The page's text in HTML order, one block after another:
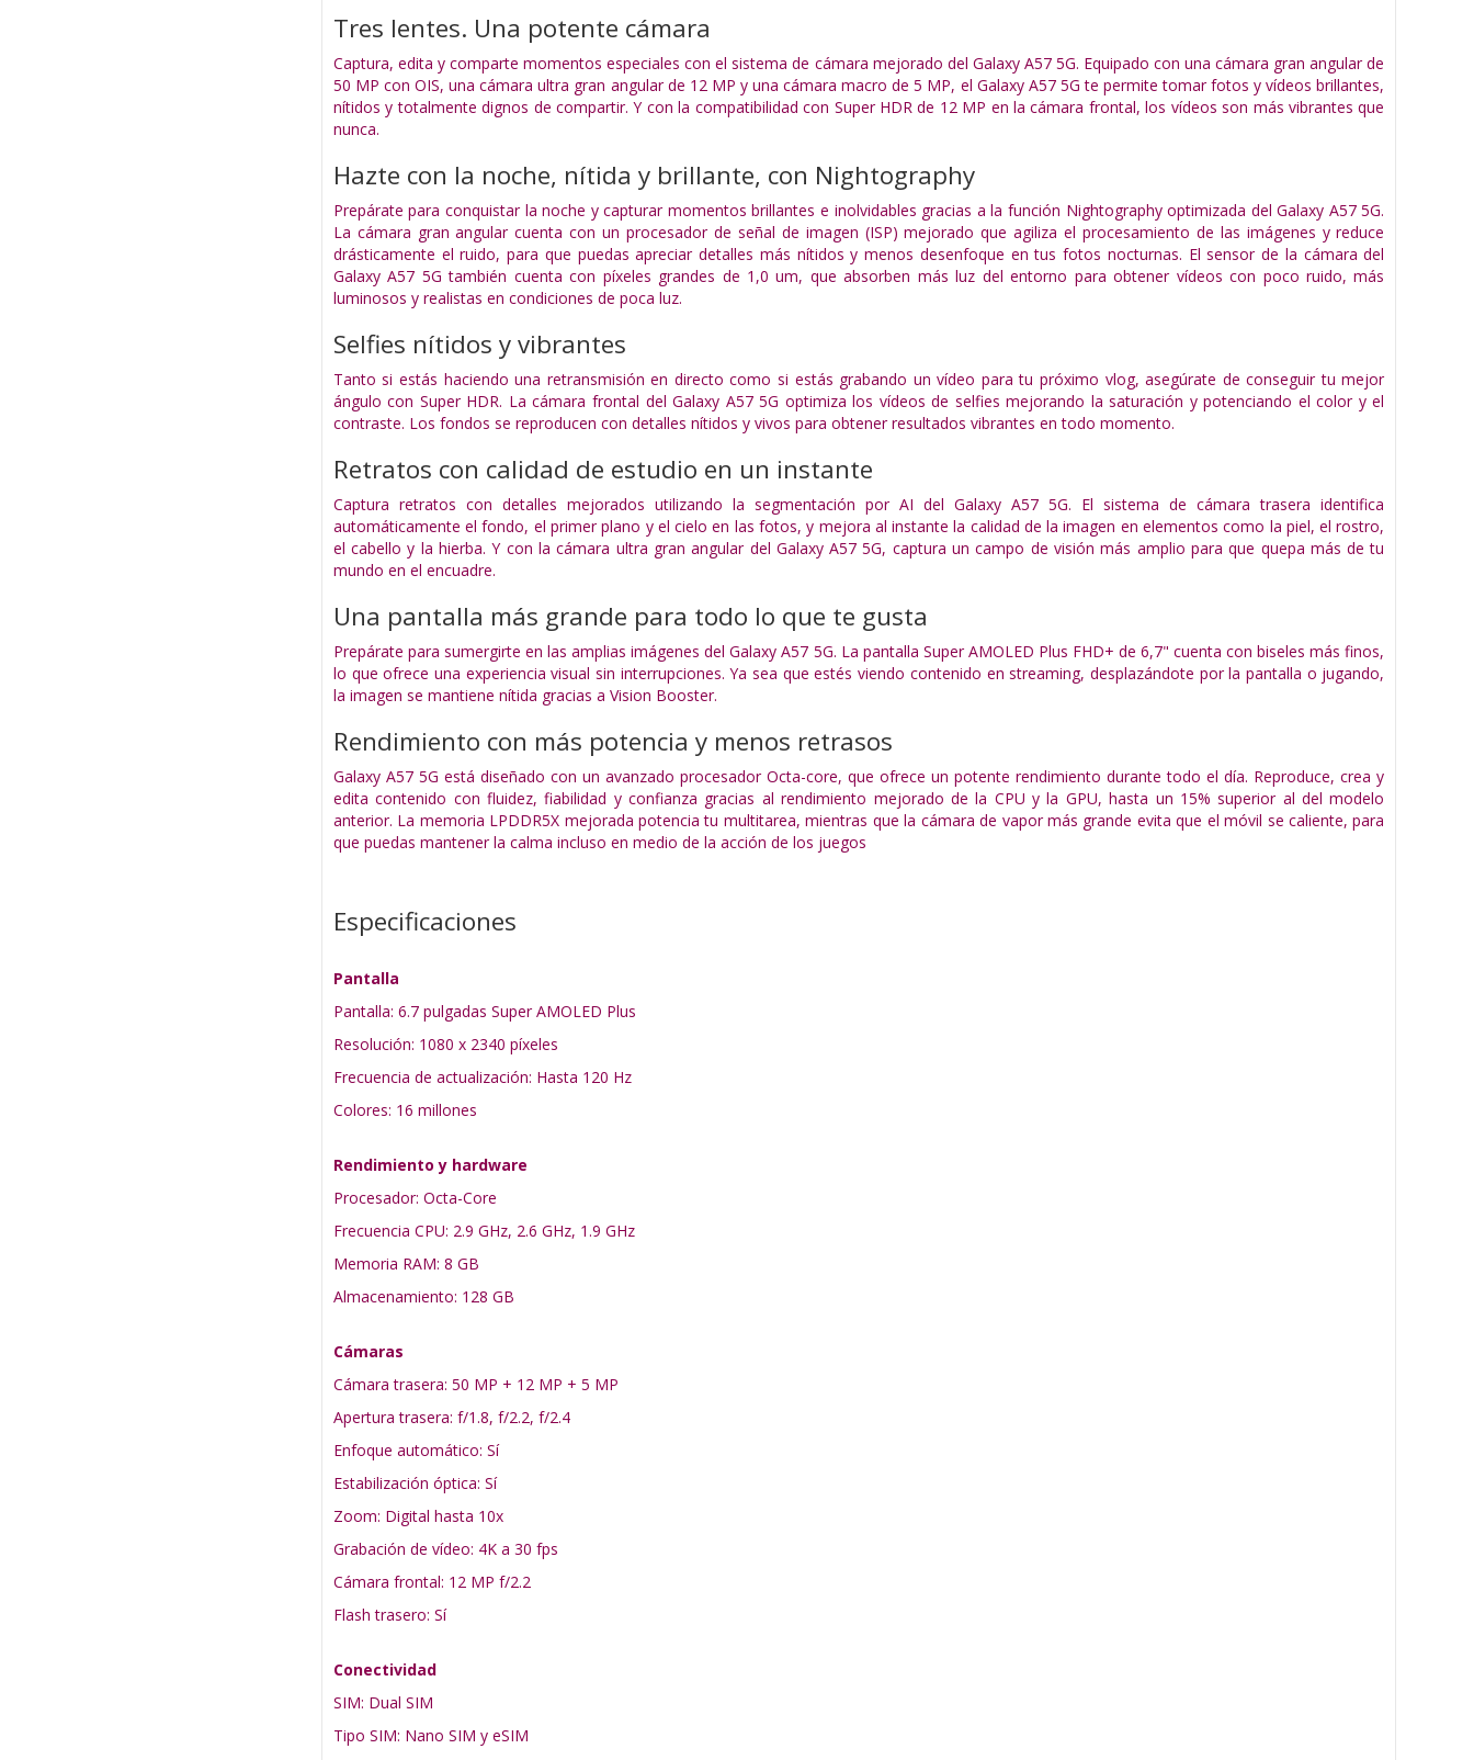
Tres lentes. Una potente cámara
Captura, edita y comparte momentos especiales con el sistema de cámara mejorado del Galaxy A57 5G. Equipado con una cámara gran angular de
50 MP con OIS, una cámara ultra gran angular de 12 MP y una cámara macro de 5 MP, el Galaxy A57 5G te permite tomar fotos y vídeos brillantes,
nítidos y totalmente dignos de compartir. Y con la compatibilidad con Super HDR de 12 MP en la cámara frontal, los vídeos son más vibrantes que
nunca.
Hazte con la noche, nítida y brillante, con Nightography
Prepárate para conquistar la noche y capturar momentos brillantes e inolvidables gracias a la función Nightography optimizada del Galaxy A57 5G.
La cámara gran angular cuenta con un procesador de señal de imagen (ISP) mejorado que agiliza el procesamiento de las imágenes y reduce
drásticamente el ruido, para que puedas apreciar detalles más nítidos y menos desenfoque en tus fotos nocturnas. El sensor de la cámara del
Galaxy A57 5G también cuenta con píxeles grandes de 1,0 um, que absorben más luz del entorno para obtener vídeos con poco ruido, más
luminosos y realistas en condiciones de poca luz.
Selfies nítidos y vibrantes
Tanto si estás haciendo una retransmisión en directo como si estás grabando un vídeo para tu próximo vlog, asegúrate de conseguir tu mejor
ángulo con Super HDR. La cámara frontal del Galaxy A57 5G optimiza los vídeos de selfies mejorando la saturación y potenciando el color y el
contraste. Los fondos se reproducen con detalles nítidos y vivos para obtener resultados vibrantes en todo momento.
Retratos con calidad de estudio en un instante
Captura retratos con detalles mejorados utilizando la segmentación por AI del Galaxy A57 5G. El sistema de cámara trasera identifica
automáticamente el fondo, el primer plano y el cielo en las fotos, y mejora al instante la calidad de la imagen en elementos como la piel, el rostro,
el cabello y la hierba. Y con la cámara ultra gran angular del Galaxy A57 5G, captura un campo de visión más amplio para que quepa más de tu
mundo en el encuadre.
Una pantalla más grande para todo lo que te gusta
Prepárate para sumergirte en las amplias imágenes del Galaxy A57 5G. La pantalla Super AMOLED Plus FHD+ de 6,7" cuenta con biseles más finos,
lo que ofrece una experiencia visual sin interrupciones. Ya sea que estés viendo contenido en streaming, desplazándote por la pantalla o jugando,
la imagen se mantiene nítida gracias a Vision Booster.
Rendimiento con más potencia y menos retrasos
Galaxy A57 5G está diseñado con un avanzado procesador Octa-core, que ofrece un potente rendimiento durante todo el día. Reproduce, crea y
edita contenido con fluidez, fiabilidad y confianza gracias al rendimiento mejorado de la CPU y la GPU, hasta un 15% superior al del modelo
anterior. La memoria LPDDR5X mejorada potencia tu multitarea, mientras que la cámara de vapor más grande evita que el móvil se caliente, para
que puedas mantener la calma incluso en medio de la acción de los juegos
Especificaciones
Pantalla
Pantalla: 6.7 pulgadas Super AMOLED Plus
Resolución: 1080 x 2340 píxeles
Frecuencia de actualización: Hasta 120 Hz
Colores: 16 millones
Rendimiento y hardware
Procesador: Octa-Core
Frecuencia CPU: 2.9 GHz, 2.6 GHz, 1.9 GHz
Memoria RAM: 8 GB
Almacenamiento: 128 GB
Cámaras
Cámara trasera: 50 MP + 12 MP + 5 MP
Apertura trasera: f/1.8, f/2.2, f/2.4
Enfoque automático: Sí
Estabilización óptica: Sí
Zoom: Digital hasta 10x
Grabación de vídeo: 4K a 30 fps
Cámara frontal: 12 MP f/2.2
Flash trasero: Sí
Conectividad
SIM: Dual SIM
Tipo SIM: Nano SIM y eSIM